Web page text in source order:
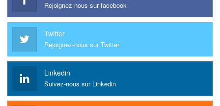
Rejoignez nous sur facebook
Twitter
Rejoignez-nous sur Twitter
Linkedin
Suivez-nous sur Linkedin